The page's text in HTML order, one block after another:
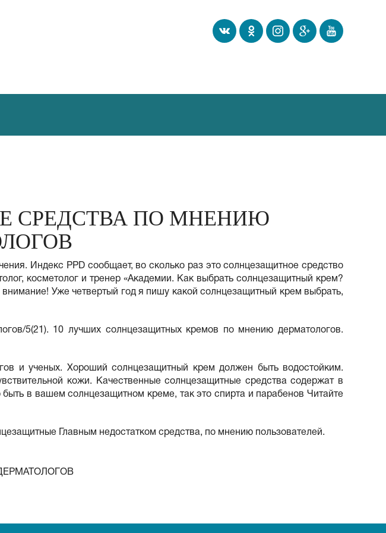
СРЕДСТВА ПО МНЕНИЮ
Индекс PPD сообщает, во сколько раз это солнцезащитное средство
косметолог и тренер «Академии. Как выбрать солнцезащитный крем?
Уже четвертый год я пишу какой солнцезащитный крем выбрать,
5(21). 10 лучших солнцезащитных кремов по мнению дерматологов.
и ученых. Хороший солнцезащитный крем должен быть водостойким.
кожи. Качественные солнцезащитные средства содержат в
в вашем солнцезащитном креме, так это спирта и парабенов Читайте
Главным недостатком средства, по мнению пользователей.